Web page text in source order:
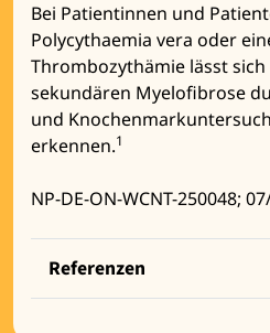
Bei Patientinnen und
Polycythaemia vera oder
Thrombozythämie lässt
sekundären Myelofibrose
und
erkennen.1
NP-DE-ON-WCNT-250048;
Referenzen